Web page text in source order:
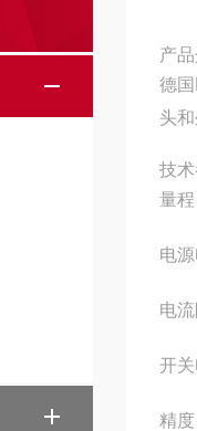
产
德
头
技
量
电
电
开
精